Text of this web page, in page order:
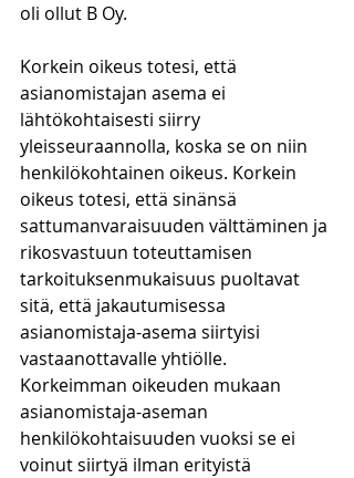
oli ollut B Oy.
Korkein oikeus totesi, että
asianomistajan asema ei
lähtökohtaisesti siirry
yleisseuraannolla, koska se on niin
henkilökohtainen oikeus. Korkein
oikeus totesi, että sinänsä
sattumanvaraisuuden välttäminen ja
rikosvastuun toteuttamisen
tarkoituksenmukaisuus puoltavat
sitä, että jakautumisessa
asianomistaja-asema siirtyisi
vastaanottavalle yhtiölle.
Korkeimman oikeuden mukaan
asianomistaja-aseman
henkilökohtaisuuden vuoksi se ei
voinut siirtyä ilman erityistä